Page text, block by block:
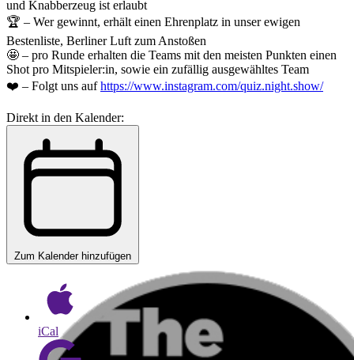
und Knabberzeug ist erlaubt
🏆 – Wer gewinnt, erhält einen Ehrenplatz in unser ewigen
Bestenliste, Berliner Luft zum Anstoßen
🤩 – pro Runde erhalten die Teams mit den meisten Punkten einen
Shot pro Mitspieler:in, sowie ein zufällig ausgewähltes Team
❤️ – Folgt uns aufhttps://www.instagram.com/quiz.night.show/
Direkt in den Kalender:
Zum Kalender hinzufügen
iCal